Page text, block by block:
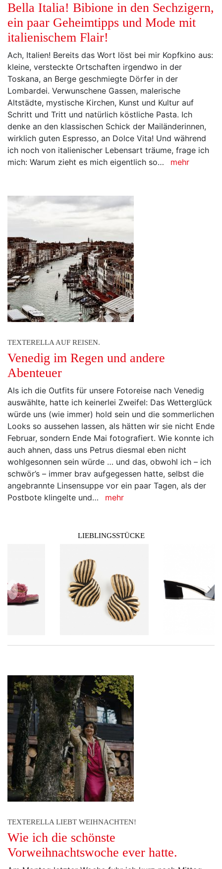
Bella Italia! Bibione in den Sechzigern,
ein paar Geheimtipps und Mode mit
italienischem Flair!
Ach, Italien! Bereits das Wort löst bei mir Kopfkino aus:
kleine, versteckte Ortschaften irgendwo in der
Toskana, an Berge geschmiegte Dörfer in der
Lombardei. Verwunschene Gassen, malerische
Altstädte, mystische Kirchen, Kunst und Kultur auf
Schritt und Tritt und natürlich köstliche Pasta. Ich
denke an den klassischen Schick der Mailänderinnen,
wirklich guten Espresso, an Dolce Vita! Und während
ich noch von italienischer Lebensart träume, frage ich
mich: Warum zieht es mich eigentlich so…
mehr
TEXTERELLA AUF REISEN.
Venedig im Regen und andere
Abenteuer
Als ich die Outfits für unsere Fotoreise nach Venedig
auswählte, hatte ich keinerlei Zweifel: Das Wetterglück
würde uns (wie immer) hold sein und die sommerlichen
Looks so aussehen lassen, als hätten wir sie nicht Ende
Februar, sondern Ende Mai fotografiert. Wie konnte ich
auch ahnen, dass uns Petrus diesmal eben nicht
wohlgesonnen sein würde … und das, obwohl ich – ich
schwör’s – immer brav aufgegessen hatte, selbst die
angebrannte Linsensuppe vor ein paar Tagen, als der
Postbote klingelte und…
mehr
LIEBLINGSSTÜCKE
zurück vor
TEXTERELLA LIEBT WEIHNACHTEN!
Wie ich die schönste
Vorweihnachtswoche ever hatte.